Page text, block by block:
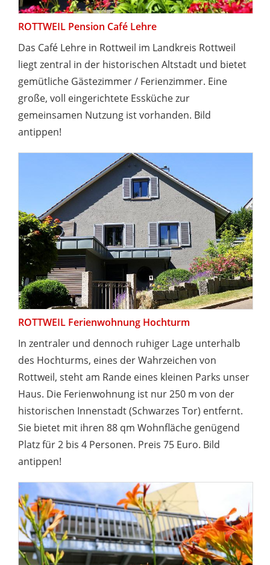
ROTTWEIL Pension Café Lehre
Das Café Lehre in Rottweil im Landkreis Rottweil
liegt zentral in der historischen Altstadt und bietet
gemütliche Gästezimmer / Ferienzimmer. Eine
große, voll eingerichtete Essküche zur
gemeinsamen Nutzung ist vorhanden. Bild
antippen!
ROTTWEIL Ferienwohnung Hochturm
In zentraler und dennoch ruhiger Lage unterhalb
des Hochturms, eines der Wahrzeichen von
Rottweil, steht am Rande eines kleinen Parks unser
Haus. Die Ferienwohnung ist nur 250 m von der
historischen Innenstadt (Schwarzes Tor) entfernt.
Sie bietet mit ihren 88 qm Wohnfläche genügend
Platz für 2 bis 4 Personen. Preis 75 Euro. Bild
antippen!